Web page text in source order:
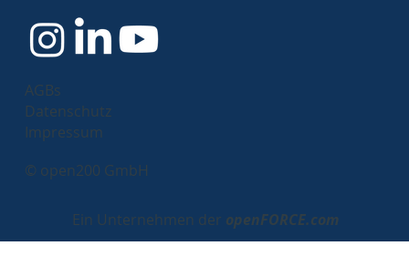
© open200 GmbH
Impressum
Datenschutz
AGBs
Ein Unternehmen der openFORCE.com